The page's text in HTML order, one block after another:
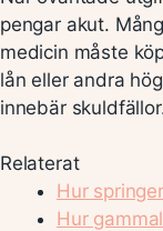
pengar akut.
medicin måste
lån eller andra
innebär
Relaterat
Hur
Hur